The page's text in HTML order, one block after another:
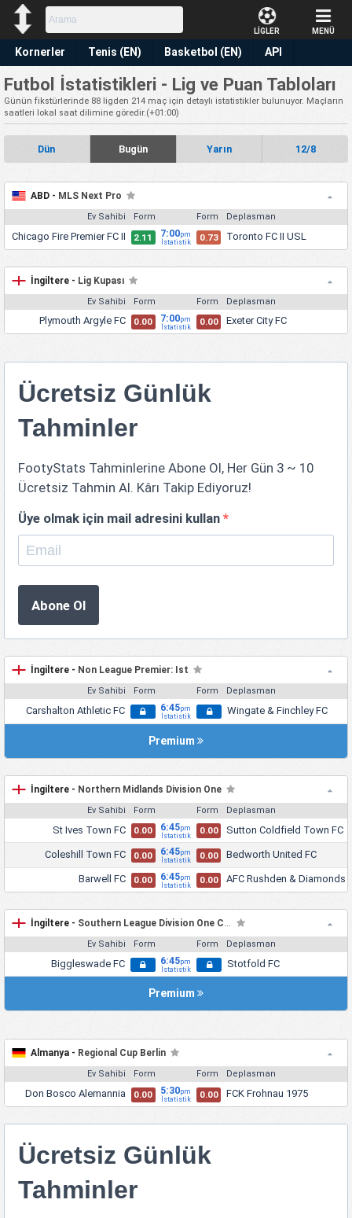
LİGLER MENÜ
Kornerler Tenis (EN) Basketbol (EN) API
Premium Tahmin
Futbol İstatistikleri - Lig ve Puan Tabloları
Günün fikstürlerinde 88 ligden 214 maç için detaylı istatistikler bulunuyor. Maçların
saatleri lokal saat dilimine göredir.(+01:00)
Dün Bugün Yarın 12/8
ABD - MLS Next Pro
Ev Sahibi Form Form Deplasman
Chicago Fire Premier FC II 2.11 7:00pm
İstatistik
0.73 Toronto FC II USL
İngiltere - Lig Kupası
Ev Sahibi Form Form Deplasman
Plymouth Argyle FC 0.00 7:00pm
İstatistik
0.00 Exeter City FC
Ücretsiz Günlük
Tahminler
FootyStats Tahminlerine Abone Ol, Her Gün 3 ~ 10
Ücretsiz Tahmin Al. Kârı Takip Ediyoruz!
Üye olmak için mail adresini kullan *
Abone Ol
İngiltere - Non League Premier: Ist
Ev Sahibi Form Form Deplasman
Carshalton Athletic FC 6:45pm
İstatistik
Wingate & Finchley FC
Premium
İngiltere - Northern Midlands Division One
Ev Sahibi Form Form Deplasman
St Ives Town FC 0.00 6:45pm
İstatistik
0.00 Sutton Coldfield Town FC
Coleshill Town FC 0.00 6:45pm
İstatistik
0.00 Bedworth United FC
Barwell FC 0.00 6:45pm
İstatistik
0.00 AFC Rushden & Diamonds
İngiltere - Southern League Division One Central
Ev Sahibi Form Form Deplasman
Biggleswade FC 6:45pm
İstatistik
Stotfold FC
Premium
Almanya - Regional Cup Berlin
Ev Sahibi Form Form Deplasman
Don Bosco Alemannia 0.00 5:30pm
İstatistik
0.00 FCK Frohnau 1975
Ücretsiz Günlük
Tahminler